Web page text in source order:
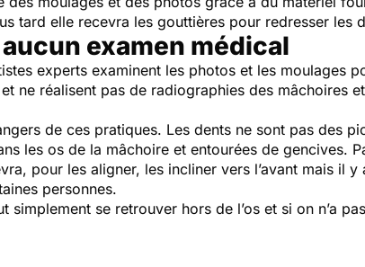
tard elle recevra les gouttières pour redresser les
examen médical
experts examinent les photos et les moulages
ne réalisent pas de radiographies des mâchoires
de ces pratiques. Les dents ne sont pas des
les os de la mâchoire et entourées de gencives.
pour les aligner, les incliner vers l’avant mais il
personnes.
se retrouver hors de l’os et si on n’a